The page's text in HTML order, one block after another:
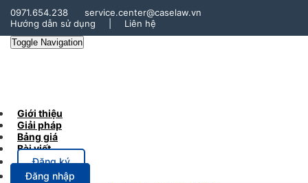
0971.654.238
service.center@caselaw.vn
Hướng dẫn sử dụng
Liên hệ
Toggle Navigation
Giới thiệu
Giải pháp
Bảng giá
Bài viết
Đăng ký
Đăng nhập